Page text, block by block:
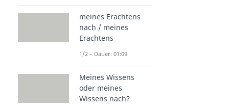
meines Erachtens
nach / meines
Erachtens
1/2 – Dauer: 01:09
Meines Wissens
oder meines
Wissens nach?